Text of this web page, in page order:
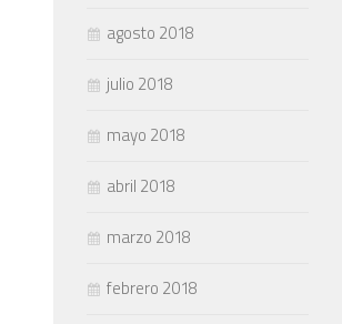
agosto 2018
julio 2018
mayo 2018
abril 2018
marzo 2018
febrero 2018